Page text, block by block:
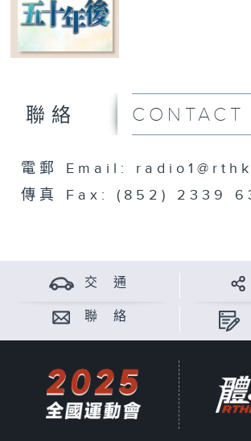
聯絡 CONTACT
電郵 Email:
傳真 Fax: (852) 2339
交 通
聯 絡